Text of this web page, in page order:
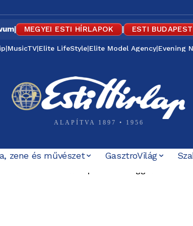
| MEGYEI ESTI HÍRLAPOK | ESTI BUDAPEST
|MusicTV|Elite LifeStyle|Elite Model Agency|Evening
ALAPÍTVA 1897 • 1956
zene és művészet GasztroVilág
Budapest és az agglomeráció